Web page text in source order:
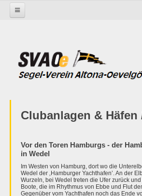
Clubanlagen & Häfen
Vor den Toren Hamburgs - der
in Wedel
Im Westen von Hamburg, dort wo die
Wedel der ‚Hamburger Yachthafen’. An der
Wurzeln, bei Wedel treten die Ufer zurück
Boote, die im Rhythmus von Ebbe und Flut
Gegenüber vom Yachthafen noch das Ende